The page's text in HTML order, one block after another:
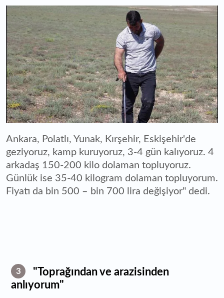
Ankara, Polatlı, Yunak, Kırşehir, Eskişehir'de
geziyoruz, kamp kuruyoruz, 3-4 gün kalıyoruz. 4
arkadaş 150-200 kilo dolaman topluyoruz.
Günlük ise 35-40 kilogram dolaman topluyorum.
Fiyatı da bin 500 – bin 700 lira değişiyor" dedi.
3
"Toprağından ve arazisinden
anlıyorum"